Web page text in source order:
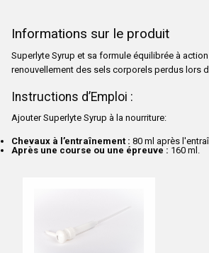
Informations sur le produit
Superlyte Syrup et sa formule équilibrée à
renouvellement des sels corporels perdus lors
Instructions d’Emploi :
Ajouter Superlyte Syrup à la nourriture:
Chevaux à l’entraînement : 80 ml après
Après une course ou une épreuve : 160 ml.